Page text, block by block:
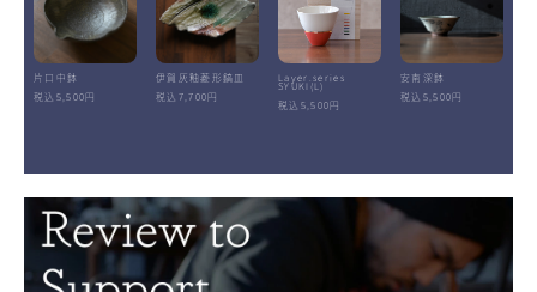
片口中鉢
税込5,500円
伊賀灰釉菱形鎬皿
税込7,700円
Layer.series
SYUKI(L)
税込5,500円
安南深鉢
税込5,500円